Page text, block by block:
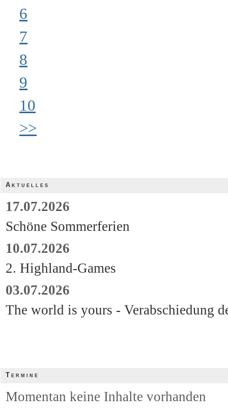
6
7
8
9
10
>>
Aktuelles
17.07.2026
Schöne Sommerferien
10.07.2026
2. Highland-Games
03.07.2026
The world is yours - Verabschiedung
Termine
Momentan keine Inhalte vorhanden